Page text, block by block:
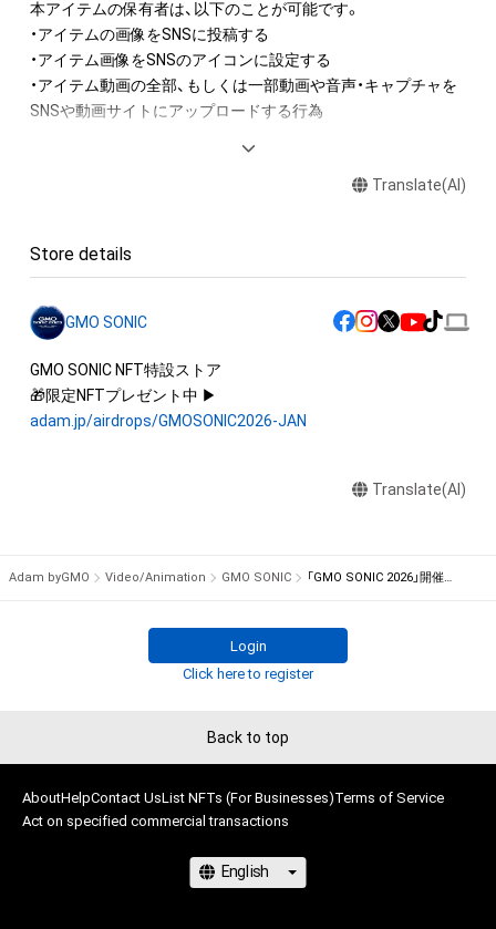
本アイテムの保有者は、以下のことが可能です。
・アイテムの画像をSNSに投稿する
・アイテム画像をSNSのアイコンに設定する
・アイテム動画の全部、もしくは一部動画や音声・キャプチャを
SNSや動画サイトにアップロードする行為
・本アイテムに関する創作物(画像および映像、音楽、商標または
産権(それらの権利を取得し、又はそれらの権利につき登録等を
作権を有する方、著作隣接権の権利者またはその管理委託を受
けている者によって保護されています。そのため、本アイテム
を保有していたとしても、本アイテムに関する創作物にかかる
知的財産権を有することを意味しません。
・本アイテムの著作権を有する方、著作隣接権の権利者またはそ
権を侵害するおそれのある行為(改変、公開、配布、逆コンパイ
・本アイテムに関する創作物の利用については、公序良俗や法令
Translate(AI)
Store details
GMO SONIC
GMO SONIC NFT特設ストア
adam.jp/airdrops/GMOSONIC2026-JAN
Translate(AI)
Adam byGMO Video/Animation GMO SONIC 「GMO SONIC 2026」開催記念NFT
Login
Click here to register
Back to top
AboutHelpContact UsList NFTs (For Businesses)Terms of Service
Act on specified commercial transactions